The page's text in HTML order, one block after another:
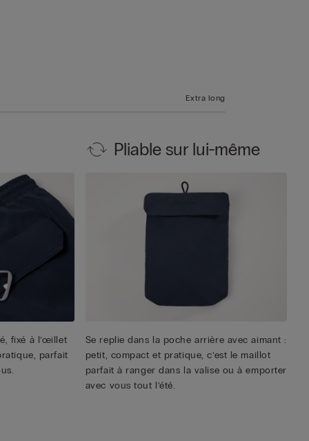
Extra long
fixé à l’œillet
parfait
Pliable sur lui-même
Se replie dans la poche arrière avec aimant :
petit, compact et pratique, c’est le maillot
parfait à ranger dans la valise ou à emporter
avec vous tout l’été.